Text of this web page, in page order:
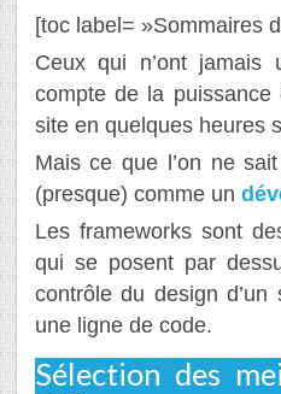
[toc label= »Sommaires
Ceux qui n’ont jamais
compte de la
site en quelques heures
Mais ce que l’on ne
(presque) comme un
Les frameworks sont
qui se posent par
contrôle du design
une ligne de code.
Sélection des